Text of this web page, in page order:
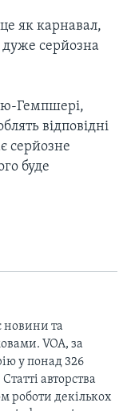
як карнавал,
дуже серйозна
Гемпшері,
відповідні
серйозне
буде
новини та
VOA, за
у понад 326
авторства
роботи декількох